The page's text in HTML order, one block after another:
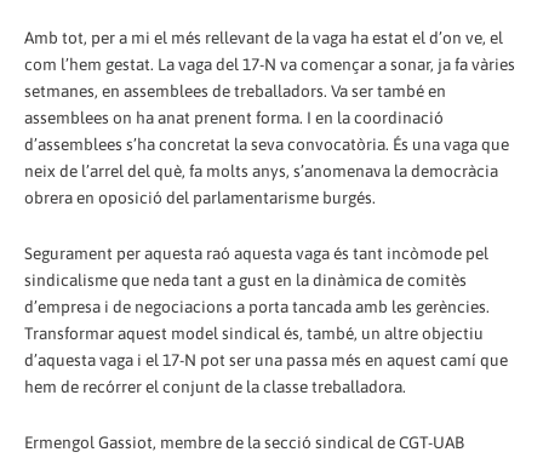
Amb tot, per a mi el més rellevant de la vaga ha estat el d’on ve, el
com l’hem gestat. La vaga del 17-N va començar a sonar, ja fa vàries
setmanes, en assemblees de treballadors. Va ser també en
assemblees on ha anat prenent forma. I en la coordinació
d’assemblees s’ha concretat la seva convocatòria. És una vaga que
neix de l’arrel del què, fa molts anys, s’anomenava la democràcia
obrera en oposició del parlamentarisme burgés.
Segurament per aquesta raó aquesta vaga és tant incòmode pel
sindicalisme que neda tant a gust en la dinàmica de comitès
d’empresa i de negociacions a porta tancada amb les gerències.
Transformar aquest model sindical és, també, un altre objectiu
d’aquesta vaga i el 17-N pot ser una passa més en aquest camí que
hem de recórrer el conjunt de la classe treballadora.
Ermengol Gassiot, membre de la secció sindical de CGT-UAB